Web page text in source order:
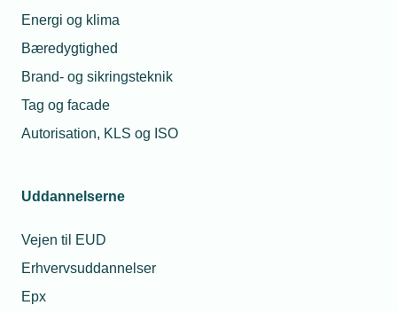
Energi og klima
Bæredygtighed
Brand- og sikringsteknik
Tag og facade
Autorisation, KLS og ISO
Uddannelserne
Vejen til EUD
Erhvervsuddannelser
Epx
hjemme?
08. apr.
2024
Montør
fængslet –
hvad gør
Relaterede nyheder
Spørgeboks